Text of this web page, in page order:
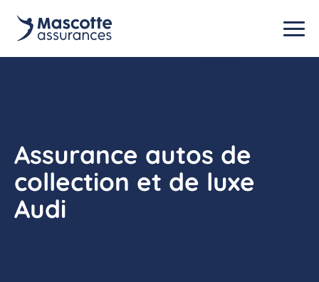
Assurance autos de
collection et de luxe
Audi